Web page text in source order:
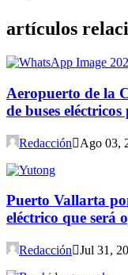
artículos
Aeropuerto de la
de buses
Redacción Ago 03,
Puerto Vallarta
eléctrico que será
Redacción Jul 31,